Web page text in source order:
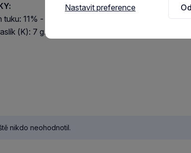
11% - Hrubý popel: 6,3% - Hrubá vláknina:
(K): 7 g.
nikdo neohodnotil.
Nastavit preference